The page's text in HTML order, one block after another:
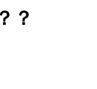
？